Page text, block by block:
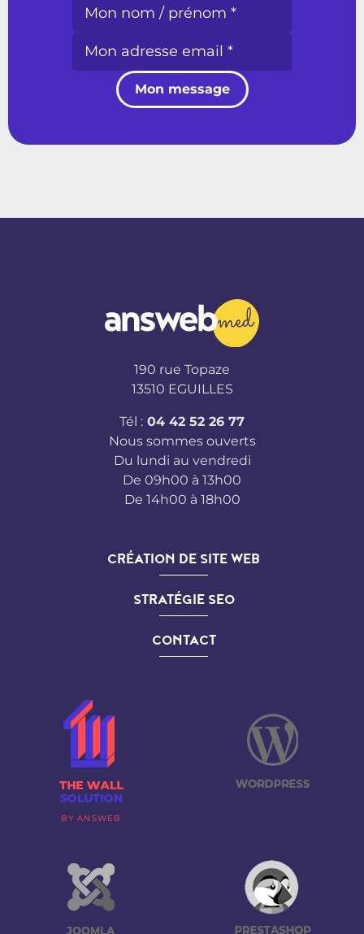
Mon message
190 rue Topaze
13510 EGUILLES
Tél : 04 42 52 26 77
Nous sommes ouverts
Du lundi au vendredi
De 09h00 à 13h00
De 14h00 à 18h00
CRÉATION DE SITE WEB
STRATÉGIE SEO
CONTACT
BY ANSWEB